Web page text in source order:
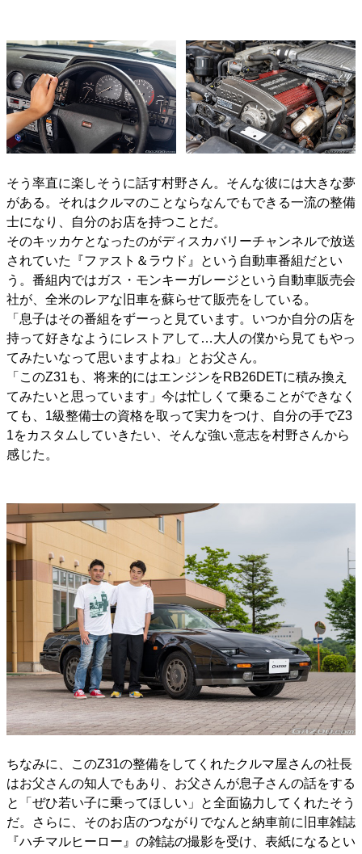
そう率直に楽しそうに話す村野さん。そんな彼には大きな夢
がある。それはクルマのことならなんでもできる一流の整備
士になり、自分のお店を持つことだ。
そのキッカケとなったのがディスカバリーチャンネルで放送
されていた『ファスト＆ラウド』という自動車番組だとい
う。番組内ではガス・モンキーガレージという自動車販売会
社が、全米のレアな旧車を蘇らせて販売をしている。
「息子はその番組をずーっと見ています。いつか自分の店を
持って好きなようにレストアして…大人の僕から見てもやっ
てみたいなって思いますよね」とお父さん。
「このZ31も、将来的にはエンジンをRB26DETに積み換え
てみたいと思っています」今は忙しくて乗ることができなく
ても、1級整備士の資格を取って実力をつけ、自分の手でZ3
1をカスタムしていきたい、そんな強い意志を村野さんから
感じた。
ちなみに、このZ31の整備をしてくれたクルマ屋さんの社長
はお父さんの知人でもあり、お父さんが息子さんの話をする
と「ぜひ若い子に乗ってほしい」と全面協力してくれたそう
だ。さらに、そのお店のつながりでなんと納車前に旧車雑誌
『ハチマルヒーロー』の雑誌の撮影を受け、表紙になるとい